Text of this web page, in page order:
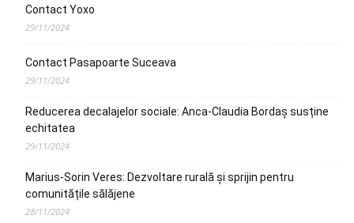
Contact Yoxo
29/11/2024
Contact Pasapoarte Suceava
29/11/2024
Reducerea decalajelor sociale: Anca-Claudia Bordaș susține
echitatea
29/11/2024
Marius-Sorin Veres: Dezvoltare rurală și sprijin pentru
comunitățile sălăjene
28/11/2024